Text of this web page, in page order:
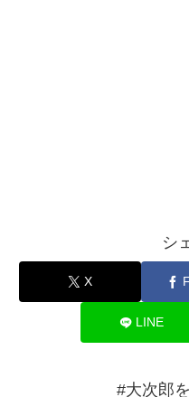
シ
X
LINE
#大次郎